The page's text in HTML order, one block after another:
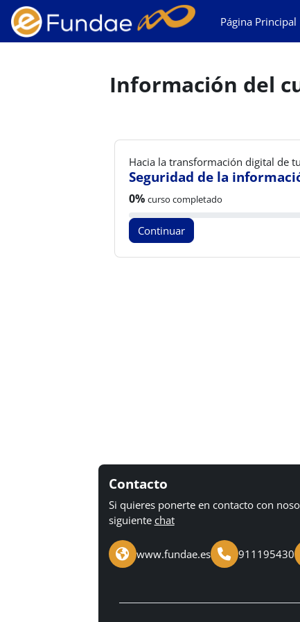
Salta al contenido principal
Página Principal
Información del
Hacia la transformación digital de
Seguridad de la
Progreso del curso:
0% curso completado
Continuar
Contacto
Si quieres ponerte en contacto con
siguiente chat
www.fundae.es 911195430